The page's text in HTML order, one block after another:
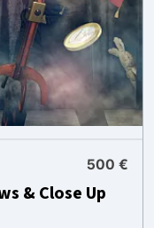
500 €
& Close Up